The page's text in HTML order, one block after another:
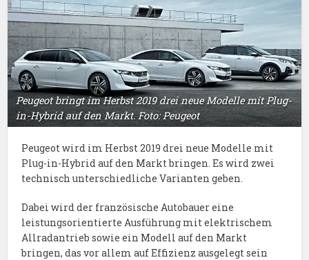
Peugeot bringt im Herbst 2019 drei neue Modelle mit Plug-
in-Hybrid auf den Markt. Foto: Peugeot
Peugeot wird im Herbst 2019 drei neue Modelle mit
Plug-in-Hybrid auf den Markt bringen. Es wird zwei
technisch unterschiedliche Varianten geben.
Dabei wird der französische Autobauer eine
leistungsorientierte Ausführung mit elektrischem
Allradantrieb sowie ein Modell auf den Markt
bringen, das vor allem auf Effizienz ausgelegt sein